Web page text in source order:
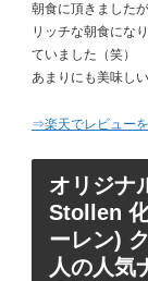
朝食に頂きました
リッチな朝食にな
ていました（笑）
あまりにも美味し
⇒楽天でレビューを
オリジナ
Stollen
ーレン)
人の人気